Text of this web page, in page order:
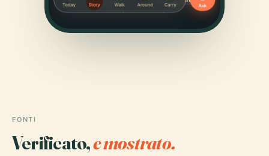
FONTI
Verificato,e mostrato.